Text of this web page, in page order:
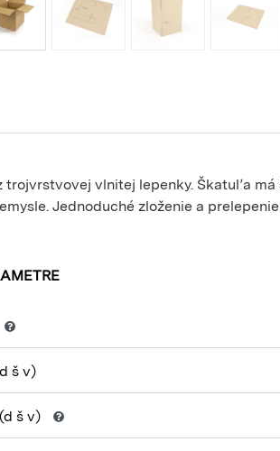
trojvrstvovej vlnitej lepenky. Škatuľa
Jednoduché zloženie a
š v)
(d š v)